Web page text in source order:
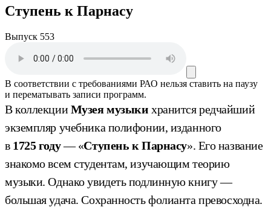
Ступень к Парнасу
Выпуск 553
В соответствии с требованиями РАО нельзя ставить на паузу
и перематывать записи программ.
В коллекцииМузея музыки хранится редчайший
экземпляр учебника полифонии, изданного
в 1725 году— «Ступень к Парнасу». Его название
знакомо всем студентам, изучающим теорию
музыки. Однако увидеть подлинную книгу —
большая удача. Сохранность фолианта превосходна.